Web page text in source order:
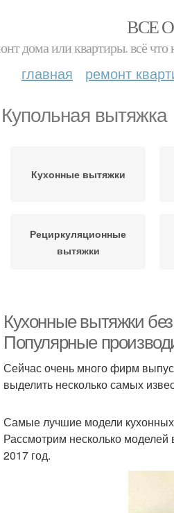
ВСЕ
дома или квартиры. всё
главная ремонт
Купольная вытяжка
Кухонные вытяжки
Рециркуляционные
вытяжки
Кухонные вытяжки
Популярные
Сейчас очень много фирм
выделить несколько самых
Самые лучшие модели
Рассмотрим несколько
2017 год.